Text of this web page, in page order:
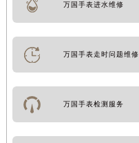
万国手表进水维修
万国手表走时问题维修
万国手表检测服务